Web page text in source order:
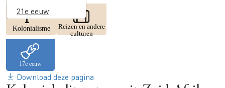
21e eeuw
Image
Kolonialisme
Image
Reizen en andere
culturen
Download deze pagina